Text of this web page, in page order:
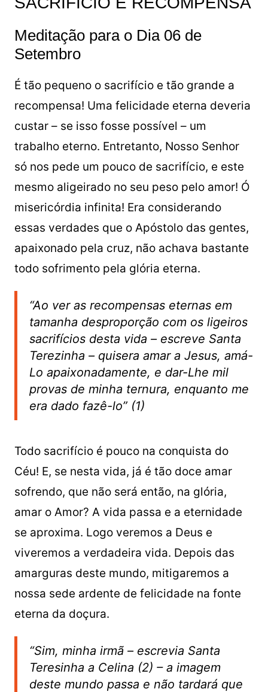
Meditação para o Dia 06 de
Setembro
É tão pequeno o sacrifício e tão grande a
recompensa! Uma felicidade eterna deveria
custar – se isso fosse possível – um
trabalho eterno. Entretanto, Nosso Senhor
só nos pede um pouco de sacrifício, e este
mesmo aligeirado no seu peso pelo amor! Ó
misericórdia infinita! Era considerando
essas verdades que o Apóstolo das gentes,
apaixonado pela cruz, não achava bastante
todo sofrimento pela glória eterna.
“Ao ver as recompensas eternas em
tamanha desproporção com os ligeiros
sacrifícios desta vida – escreve Santa
Terezinha – quisera amar a Jesus, amá-
Lo apaixonadamente, e dar-Lhe mil
provas de minha ternura, enquanto me
era dado fazê-lo” (1)
Todo sacrifício é pouco na conquista do
Céu! E, se nesta vida, já é tão doce amar
sofrendo, que não será então, na glória,
amar o Amor? A vida passa e a eternidade
se aproxima. Logo veremos a Deus e
viveremos a verdadeira vida. Depois das
amarguras deste mundo, mitigaremos a
nossa sede ardente de felicidade na fonte
eterna da doçura.
“Sim, minha irmã – escrevia Santa
Teresinha a Celina (2) – a imagem
deste mundo passa e não tardará que